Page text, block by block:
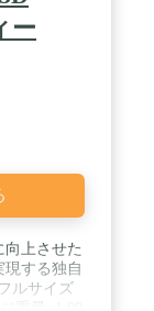
ー
上させた
する独自
ルサイズ